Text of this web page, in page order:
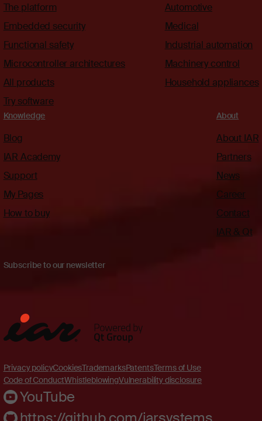
The platform
Embedded security
Functional safety
Microcontroller architectures
All products
Try software
Automotive
Medical
Industrial automation
Machinery control
Household appliances
Knowledge
Blog
IAR Academy
Support
My Pages
How to buy
About
About IAR
Partners
News
Career
Contact
IAR & Qt
Subscribe to our newsletter
Privacy policyCookiesTrademarksPatentsTerms of Use
Code of ConductWhistleblowingVulnerability disclosure
YouTube